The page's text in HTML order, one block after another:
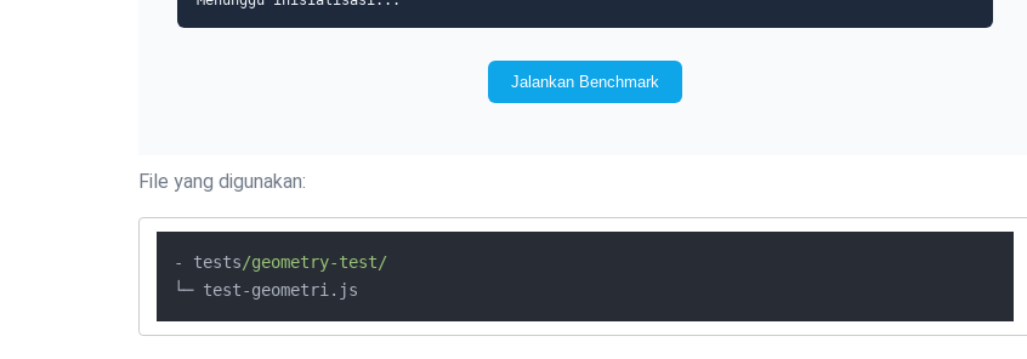
File yang digunakan:
- tests/geometry-test/
└─ test-geometri.js